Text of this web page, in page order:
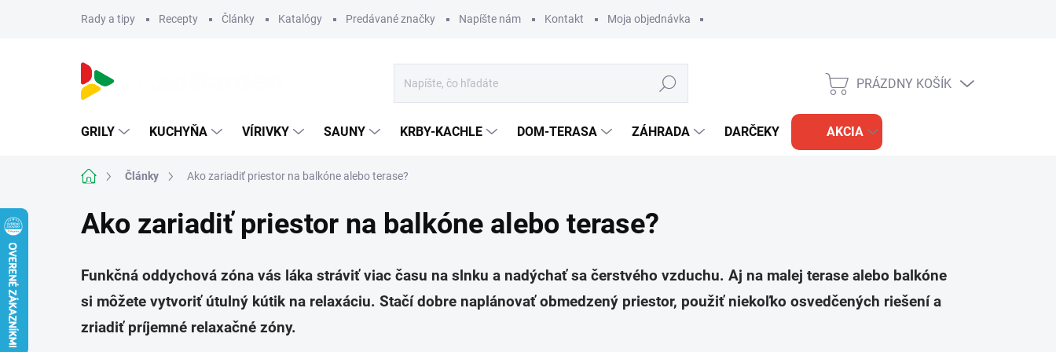
Rady a tipy Recepty Články Katalógy Predávané značky Napíšte nám Kontakt Moja objednávka
Hľadať
NÁKUPNÝ
PRÁZDNY KOŠÍK
GRILY KUCHYŇA VÍRIVKY SAUNY KRBY-KACHLE DOM-TERASA ZÁHRADA DARČEKY AKCIA
DomovČlánky Ako zariadiť priestor na balkóne alebo terase?
Ako zariadiť priestor na balkóne alebo terase?
Funkčná oddychová zóna vás láka stráviť viac času na slnku a nadýchať sa čerstvého vzduchu. Aj na malej terase alebo balkóne
si môžete vytvoriť útulný kútik na relaxáciu. Stačí dobre naplánovať obmedzený priestor, použiť niekoľko osvedčených riešení a
zriadiť príjemné relaxačné zóny.